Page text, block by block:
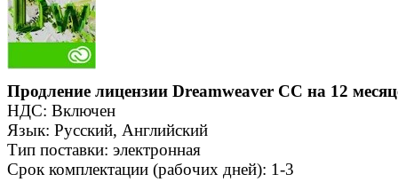
Продление лицензии Dreamweaver CC на 12
НДС: Включен
Язык: Русский, Английский
Тип поставки: электронная
Срок комплектации (рабочих дней): 1-3